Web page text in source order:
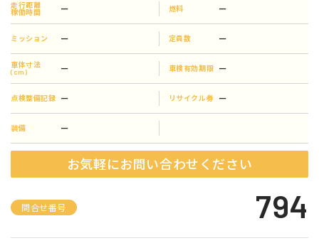
走行距離
稼働時間
ー 燃料 ー
ミッション ー 定員数 ー
車体寸法
(cm)
ー 車検有効期限 ー
点検整備記録 ー リサイクル券 ー
装備 ー
お気軽にお問い合わせください
問合せ番号 794